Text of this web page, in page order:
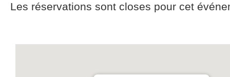
Les réservations sont closes pour cet